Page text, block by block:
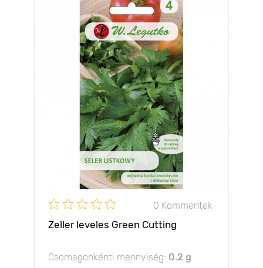
0 Kommentek
Zeller leveles Green Cutting
Csomagonkénti mennyiség: 0.2 g